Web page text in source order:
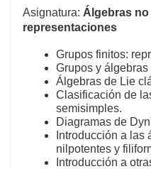
Asignatura: Álgebras
representaciones
Grupos finitos:
Grupos y álgebras
Álgebras de Lie
Clasificación de
semisimples.
Diagramas de
Introducción a las
nilpotentes y
Introducción a